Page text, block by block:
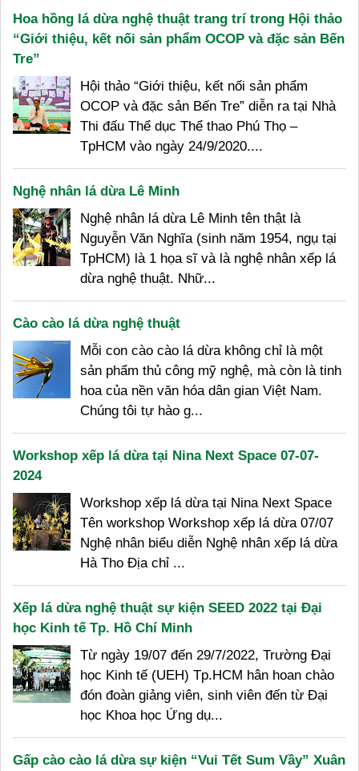
Hoa hồng lá dừa nghệ thuật trang trí trong Hội thảo
“Giới thiệu, kết nối sản phẩm OCOP và đặc sản Bến
Tre”
Hội thảo “Giới thiệu, kết nối sản phẩm
OCOP và đặc sản Bến Tre” diễn ra tại Nhà
Thi đấu Thể dục Thể thao Phú Thọ –
TpHCM vào ngày 24/9/2020....
Nghệ nhân lá dừa Lê Minh
Nghệ nhân lá dừa Lê Minh tên thật là
Nguyễn Văn Nghĩa (sinh năm 1954, ngụ tại
TpHCM) là 1 họa sĩ và là nghệ nhân xếp lá
dừa nghệ thuật. Nhữ...
Cào cào lá dừa nghệ thuật
Mỗi con cào cào lá dừa không chỉ là một
sản phẩm thủ công mỹ nghệ, mà còn là tinh
hoa của nền văn hóa dân gian Việt Nam.
Chúng tôi tự hào g...
Workshop xếp lá dừa tại Nina Next Space 07-07-
2024
Workshop xếp lá dừa tại Nina Next Space
Tên workshop Workshop xếp lá dừa 07/07
Nghệ nhân biểu diễn Nghệ nhân xếp lá dừa
Hà Tho Địa chỉ ...
Xếp lá dừa nghệ thuật sự kiện SEED 2022 tại Đại
học Kinh tế Tp. Hồ Chí Minh
Từ ngày 19/07 đến 29/7/2022, Trường Đại
học Kinh tế (UEH) Tp.HCM hân hoan chào
đón đoàn giảng viên, sinh viên đến từ Đại
học Khoa học Ứng dụ...
Gấp cào cào lá dừa sự kiện “Vui Tết Sum Vầy” Xuân